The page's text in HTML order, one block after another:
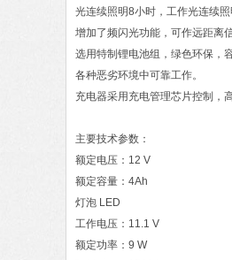
光连续照明8小时，工作光连续
增加了频闪光功能，可作远距离
选用特制锂电池组，绿色环保，
各种恶劣环境中可靠工作。
充电器采用充电管理芯片控制，
主要技术参数：
额定电压：12 V
额定容量：4Ah
灯泡 LED
工作电压：11.1 V
额定功率：9 W